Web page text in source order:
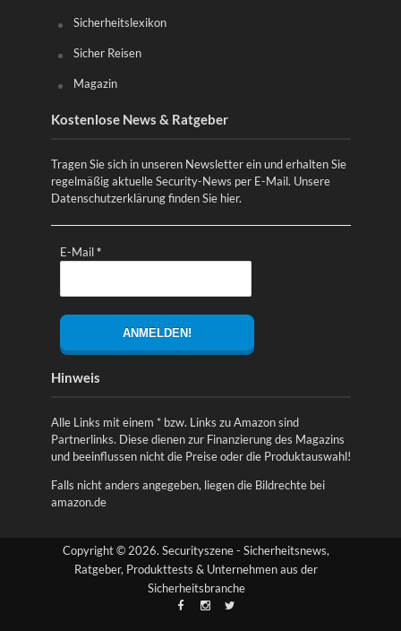
Sicherheitslexikon
Sicher Reisen
Magazin
Kostenlose News & Ratgeber
Tragen Sie sich in unseren Newsletter ein und erhalten Sie
regelmäßig aktuelle Security-News per E-Mail. Unsere
Datenschutzerklärung finden Sie hier.
E-Mail*
Hinweis
Alle Links mit einem * bzw. Links zu Amazon sind
Partnerlinks. Diese dienen zur Finanzierung des Magazins
und beeinflussen nicht die Preise oder die Produktauswahl!
Falls nicht anders angegeben, liegen die Bildrechte bei
amazon.de
Copyright © 2026. Securityszene - Sicherheitsnews,
Ratgeber, Produkttests & Unternehmen aus der
Sicherheitsbranche